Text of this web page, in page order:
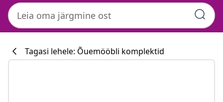
Tagasi lehele: Õuemööbli komplektid